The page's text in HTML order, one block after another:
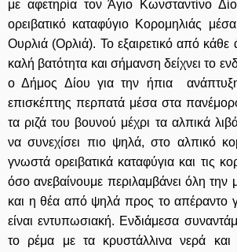
με αφετηρία τον Άγιο Κωνσταντίνο
ορειβατικό καταφύγιο Κορομηλιάς
Ουρλιά (Ορλιά). Το εξαιρετικό από
καλή βατότητα και σήμανση δείχνει το
ο Δήμος Δίου για την ήπια
επισκέπτης περπατά μέσα στα
τα ριζά του βουνού μέχρι τα αλπικά
να συνεχίσει πιο ψηλά, στο αλπικό
γνωστά ορειβατικά καταφύγια και τις
όσο ανεβαίνουμε περιλαμβάνει όλη την
και η θέα από ψηλά προς το απέραντο
είναι εντυπωσιακή. Ενδιάμεσα
το ρέμα με τα κρυστάλλινα νερά και